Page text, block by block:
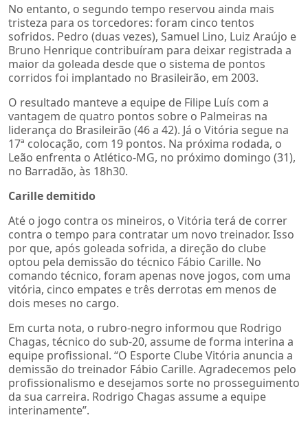
No entanto, o segundo tempo reservou ainda mais
tristeza para os torcedores: foram cinco tentos
sofridos. Pedro (duas vezes), Samuel Lino, Luiz Araújo e
Bruno Henrique contribuíram para deixar registrada a
maior da goleada desde que o sistema de pontos
corridos foi implantado no Brasileirão, em 2003.
O resultado manteve a equipe de Filipe Luís com a
vantagem de quatro pontos sobre o Palmeiras na
liderança do Brasileirão (46 a 42). Já o Vitória segue na
17ª colocação, com 19 pontos. Na próxima rodada, o
Leão enfrenta o Atlético-MG, no próximo domingo (31),
no Barradão, às 18h30.
Carille demitido
Até o jogo contra os mineiros, o Vitória terá de correr
contra o tempo para contratar um novo treinador. Isso
por que, após goleada sofrida, a direção do clube
optou pela demissão do técnico Fábio Carille. No
comando técnico, foram apenas nove jogos, com uma
vitória, cinco empates e três derrotas em menos de
dois meses no cargo.
Em curta nota, o rubro-negro informou que Rodrigo
Chagas, técnico do sub-20, assume de forma interina a
equipe profissional. “O Esporte Clube Vitória anuncia a
demissão do treinador Fábio Carille. Agradecemos pelo
profissionalismo e desejamos sorte no prosseguimento
da sua carreira. Rodrigo Chagas assume a equipe
interinamente”.